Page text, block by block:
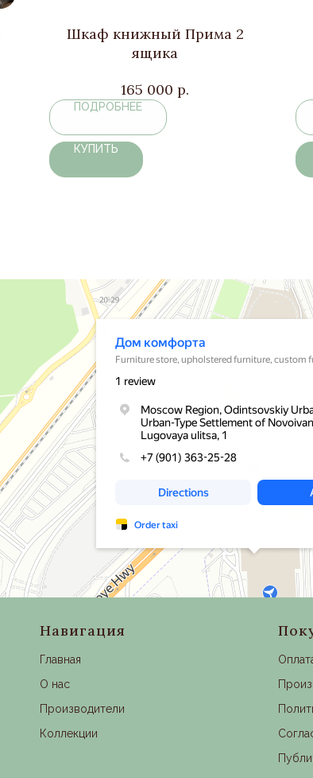
Шкаф книжный Прима 2
ящика
165 000 р.
ПОДРОБНЕЕ
КУПИТЬ
Навигация
Главная
О нас
Производители
Коллекции